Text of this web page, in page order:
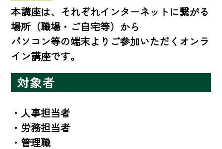
本講座は、それぞれインターネットに繋がる
場所（職場・ご自宅等）から
パソコン等の端末よりご参加いただくオンラ
イン講座です。
対象者
・人事担当者
・労務担当者
・管理職